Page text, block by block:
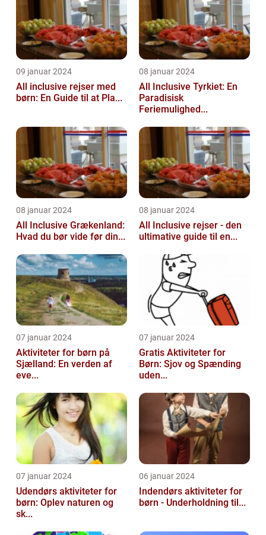
09 januar 2024
All inclusive rejser med
børn: En Guide til at Pla...
08 januar 2024
All Inclusive Tyrkiet: En
Paradisisk
Feriemulighed...
08 januar 2024
All Inclusive Grækenland:
Hvad du bør vide før din...
08 januar 2024
All Inclusive rejser - den
ultimative guide til en...
07 januar 2024
Aktiviteter for børn på
Sjælland: En verden af
eve...
07 januar 2024
Gratis Aktiviteter for
Børn: Sjov og Spænding
uden...
07 januar 2024
Udendørs aktiviteter for
børn: Oplev naturen og
sk...
06 januar 2024
Indendørs aktiviteter for
børn - Underholdning til...